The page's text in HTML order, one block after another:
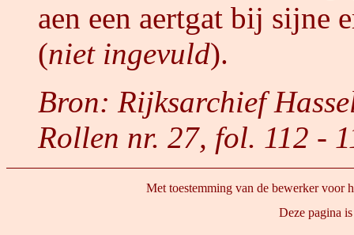
aen een aertgat bij sijne
(niet ingevuld).
Bron: Rijksarchief
Rollen nr. 27, fol. 112 -
Met toestemming van de bewerker voor
Deze pagina